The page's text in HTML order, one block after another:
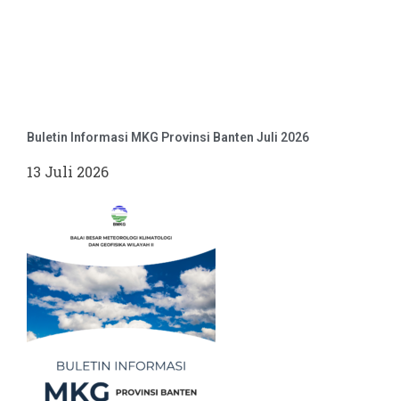
Buletin Informasi MKG Provinsi Banten Juli 2026
13 Juli 2026